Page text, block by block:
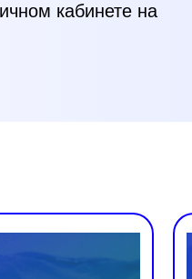
кабинете на